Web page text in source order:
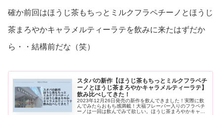
確か前回はほうじ茶もちっとミルクフラペチーノとほうじ
茶まろやかキャラメルティーラテを飲みに来たはずだか
ら・・結構前だな（笑）
スタバの新作【ほうじ茶もちっとミルクフラペチ
ーノとほうじ茶まろやかキャラメルティーラテ】
飲み比べしてきた！
2023年12月26日発売の新作を飲んできました！実際に飲
んでみたらおもち感満載！大福フレーバー入りのフラペチ
ーノは一回は飲んでみて欲しい。ほうじ茶まろやかキャラ